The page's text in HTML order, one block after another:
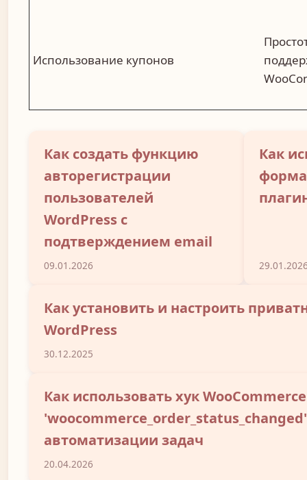
Использование купонов
Как создать функцию
автoрегистрации
пользователей
WordPress с
подтверждением email
09.01.2026
Как
Как установить и настроить
WordPress
30.12.2025
Как использовать хук WooCommerce
автоматизации задач
20.04.2026